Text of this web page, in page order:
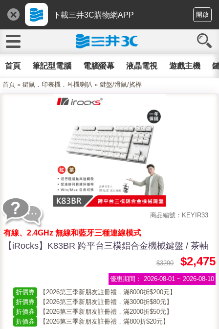
下載三井3C購物網APP 開啟
首頁 筆記型電腦 電腦螢幕 液晶電視 遊戲主機
首頁 » 鍵鼠．印表機．耳機喇叭 » 鍵盤/滑鼠/搖桿
商品編號：KEYIR33
有線、2.4GHz 無線和藍牙三種連線模式
【iRocks】K83BR 跨平台三模鋁合金機械鍵盤 / 茶軸
$3290 $2,475
優惠期間： 2026-08-01 ~ 2026-08-10
折價券
【2026第三季新朋友註冊禮，滿8000折$200元】
折價券
【2026第三季新朋友註冊禮，滿3000折$80元】
折價券
【2026第三季新朋友註冊禮，滿2000折$50元】
折價券
【2026第三季新朋友註冊禮，滿800折$20元】